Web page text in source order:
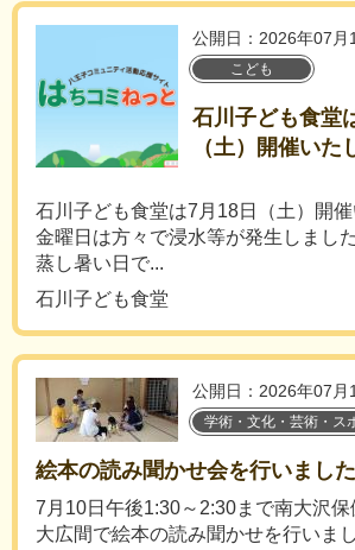
公開日：2026年07月
こども
石川子ども食堂
（土）開催いた
石川子ども食堂は7月18日（土）開
金曜日は方々で浸水等が発生しました
蒸し暑い日で...
石川子ども食堂
公開日：2026年07月
学術・文化・芸術・ス
絵本の読み聞かせ会を行いました
7月10日午後1:30～2:30まで南大沢
大広間で絵本の読み聞かせを行いま